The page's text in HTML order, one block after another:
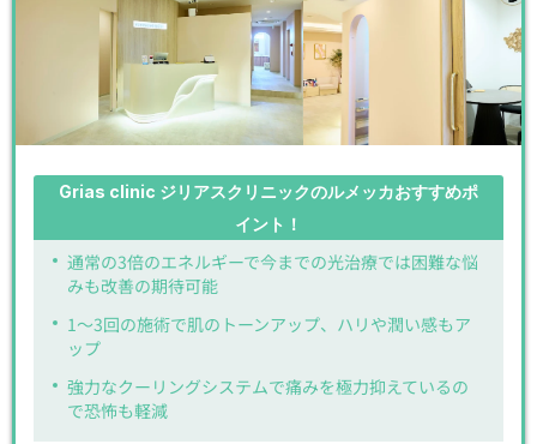
Grias clinic ジリアスクリニックのルメッカおすすめポ
イント！
通常の3倍のエネルギーで今までの光治療では困難な悩
みも改善の期待可能
1～3回の施術で肌のトーンアップ、ハリや潤い感もア
ップ
強力なクーリングシステムで痛みを極力抑えているの
で恐怖も軽減